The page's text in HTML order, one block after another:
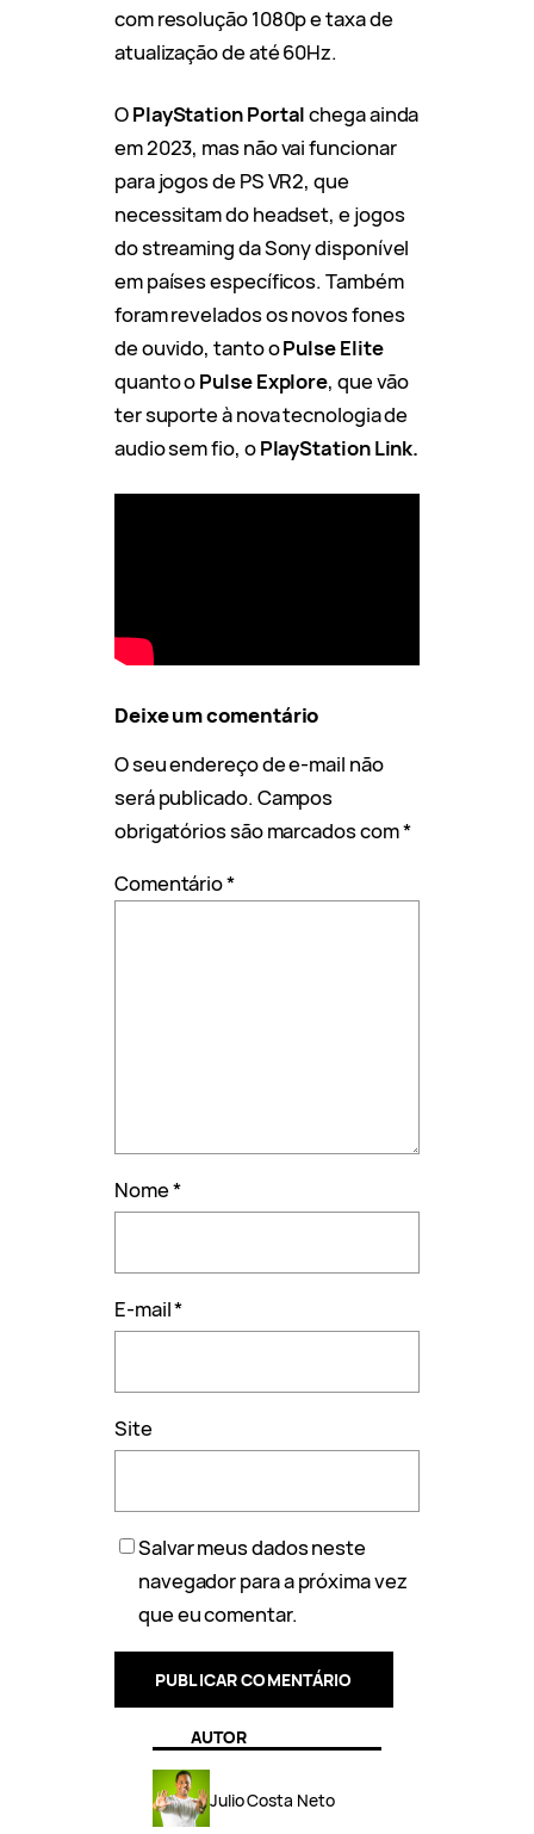
com resolução 1080p e taxa de
atualização de até 60Hz.
OPlayStation Portalchega ainda
em 2023, mas não vai funcionar
para jogos de PS VR2, que
necessitam do headset, e jogos
do streaming da Sony disponível
em países específicos. Também
foram revelados os novos fones
de ouvido, tanto oPulse Elite
quanto oPulse Explore, que vão
ter suporte à nova tecnologia de
audio sem fio, oPlayStation Link.
Deixe um comentário
O seu endereço de e-mail não
será publicado. Campos
obrigatórios são marcados com*
Comentário*
Nome*
E-mail*
Site
Salvar meus dados neste
navegador para a próxima vez
que eu comentar.
AUTOR
Julio Costa Neto